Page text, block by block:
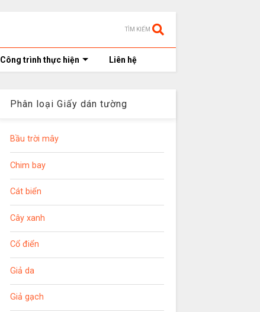
TÌM KIẾM
Công trình thực hiện Liên hệ
Phân loại Giấy dán tường
Bầu trời mây
Chim bay
Cát biển
Cây xanh
Cổ điển
Giả da
Giả gạch